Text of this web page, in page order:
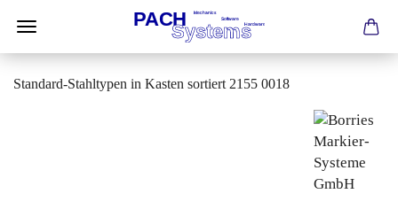
Standard-Stahltypen in Kasten sortiert 2155 0018